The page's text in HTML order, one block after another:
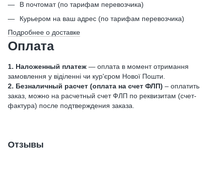
В почтомат (по тарифам перевозчика)
Курьером на ваш адрес (по тарифам перевозчика)
Подробнее о доставке
Оплата
1. Наложенный платеж — оплата в момент отримання
замовлення у віділенні чи кур'єром Нової Пошти.
2. Безналичный расчет (оплата на счет ФЛП) – оплатить
заказ, можно на расчетный счет ФЛП по реквизитам (счет-
фактура) после подтверждения заказа.
Отзывы